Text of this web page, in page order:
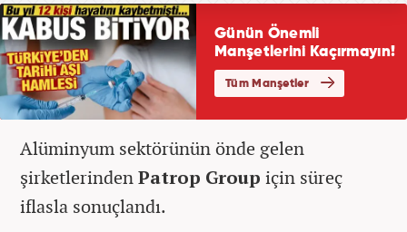
Alüminyum sektörünün önde gelen
şirketlerindenPatrop Group için süreç
iflasla sonuçlandı.